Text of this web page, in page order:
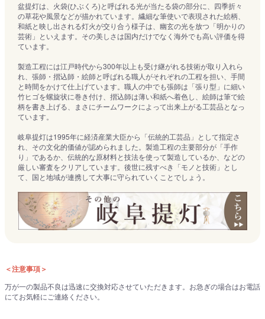
盆提灯は、火袋(ひぶくろ)と呼ばれる光が当たる袋の部分に、四季折々
の草花や風景などが描かれています。繊細な筆使いで表現された絵柄、
和紙と映し出される灯火が交り合う様子は、幽玄の光を放つ「明かりの
芸術」といえます。その美しさは国内だけでなく海外でも高い評価を得
ています。
製造工程には江戸時代から300年以上も受け継がれる技術が取り入れら
れ、張師・摺込師・絵師と呼ばれる職人がそれぞれの工程を担い、手間
と時間をかけて仕上げています。職人の中でも張師は「張り型」に細い
竹ヒゴを螺旋状に巻き付け、摺込師は薄い和紙へ着色し、絵師は筆で絵
柄を書き上げる、まさにチームワークによって出来上がる工芸品となっ
ています。
岐阜提灯は1995年に経済産業大臣から「伝統的工芸品」として指定さ
れ、その文化的価値が認められました。製造工程の主要部分が「手作
り」であるか、伝統的な原材料と技法を使って製造しているか、などの
厳しい審査をクリアしています。後世に残すべき「モノと技術」とし
て、国と地域が連携して大事に守られていくことでしょう。
＜注意事項＞
万が一の製品不良は迅速に交換対応させていただきます。お急ぎの場合はお電話
にてお気軽にご連絡ください。